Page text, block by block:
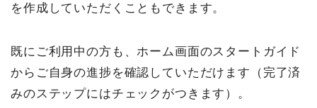
を作成していただくこともできます。
既にご利用中の方も、ホーム画面のスタートガイド
からご自身の進捗を確認していただけます（完了済
みのステップにはチェックがつきます）。